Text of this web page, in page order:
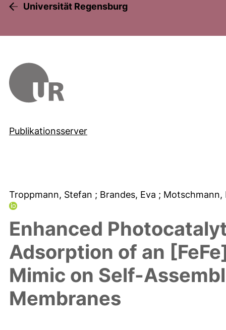
Universität Regensburg
Publikationsserver
Troppmann, Stefan ; Brandes, Eva ;
Enhanced
Adsorption of an
Mimic on Self-
Membranes